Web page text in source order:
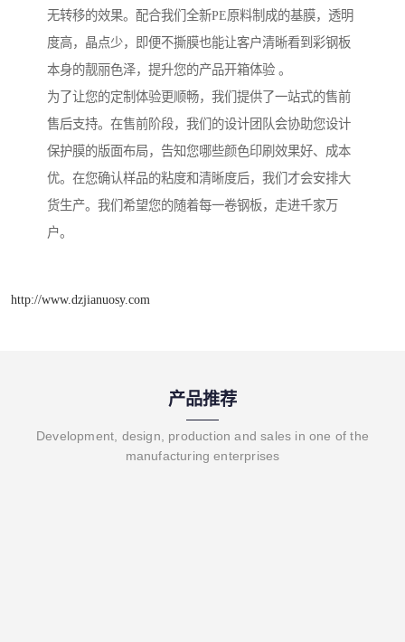
无转移的效果。配合我们全新PE原料制成的基膜，透明
度高，晶点少，即便不撕膜也能让客户清晰看到彩钢板
本身的靓丽色泽，提升您的产品开箱体验 。
为了让您的定制体验更顺畅，我们提供了一站式的售前
售后支持。在售前阶段，我们的设计团队会协助您设计
保护膜的版面布局，告知您哪些颜色印刷效果好、成本
优。在您确认样品的粘度和清晰度后，我们才会安排大
货生产。我们希望您的随着每一卷钢板，走进千家万
户。
http://www.dzjianuosy.com
产品推荐
Development, design, production and sales in one of the
manufacturing enterprises